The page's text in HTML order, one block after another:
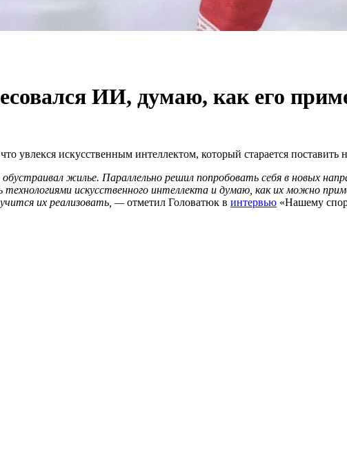
ИИ, думаю, как его
увлекся искусственным интеллектом, который старается поставить
жилье. Параллельно решил попробовать себя в новых
искусственного интеллекта и думаю, как их можно
их реализовать, —отметил Головатюк в интервью «Нашему